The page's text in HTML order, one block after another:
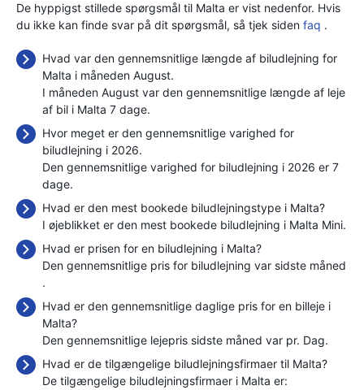
De hyppigst stillede spørgsmål til Malta er vist nedenfor. Hvis
du ikke kan finde svar på dit spørgsmål, så tjek siden faq .
Hvad var den gennemsnitlige længde af biludlejning for
Malta i måneden August.
I måneden August var den gennemsnitlige længde af leje
af bil i Malta 7 dage.
Hvor meget er den gennemsnitlige varighed for
biludlejning i 2026.
Den gennemsnitlige varighed for biludlejning i 2026 er 7
dage.
Hvad er den mest bookede biludlejningstype i Malta?
I øjeblikket er den mest bookede biludlejning i Malta Mini.
Hvad er prisen for en biludlejning i Malta?
Den gennemsnitlige pris for biludlejning var sidste måned
.
Hvad er den gennemsnitlige daglige pris for en billeje i
Malta?
Den gennemsnitlige lejepris sidste måned var pr. Dag.
Hvad er de tilgængelige biludlejningsfirmaer til Malta?
De tilgængelige biludlejningsfirmaer i Malta er: